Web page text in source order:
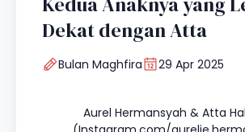
Dekat dengan Atta
Bulan Maghfira 29 Apr 2025
Aurel Hermansyah & Atta